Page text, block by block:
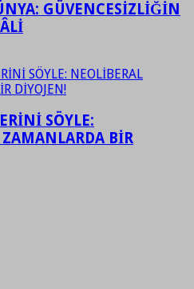
GÜVENCESİZLİĞİN
SÖYLE:
ZAMANLARDA BİR